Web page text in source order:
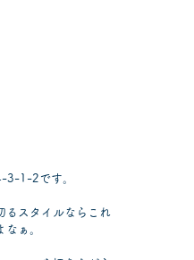
3-1-2です。
るスタイルならこれ
ぁ。